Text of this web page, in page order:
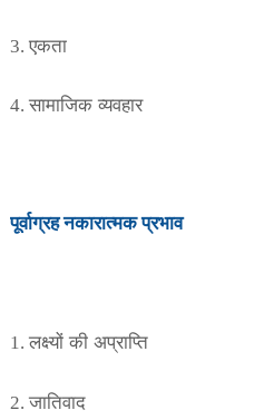
3. एकता
4. सामाजिक व्यवहार
पूर्वाग्रहनकारात्मक प्रभाव
1. लक्ष्यों की अप्राप्ति
2. जातिवाद